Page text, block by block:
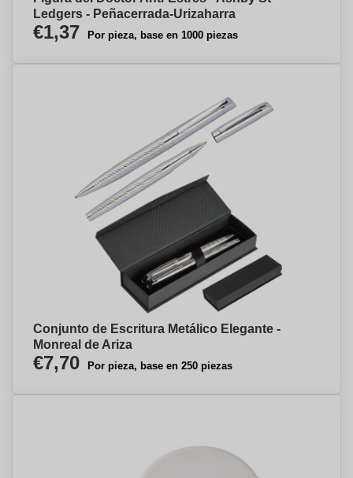
Ledgers - Peñacerrada-Urizaharra
€1,37 Por pieza, base en 1000 piezas
Conjunto de Escritura Metálico Elegante -
Monreal de Ariza
€7,70 Por pieza, base en 250 piezas